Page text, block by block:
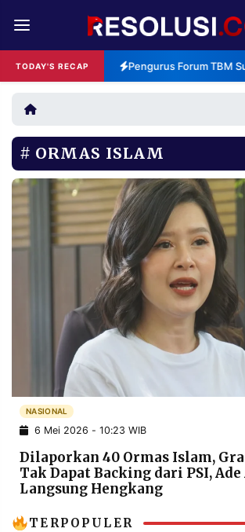
TODAY'S RECAP Pengurus Forum TBM
REDAKSI TENTANG
RESOLUSI IKLAN
RUBRIKASI
EDITORIAL AKSARA
FINANSIA PERSONA
DAERAH NASIONAL
SPORT
INFORMASI
PRIVACY
INFORMASI
IKLAN
KIRIM
PENGADUAN TERM
OF
SERVICE
IKUTI
ORMAS ISLAM
NASIONAL
6 Mei 2026 - 10:23 WIB
Dilaporkan 40 Ormas Islam,
Tak Dapat Backing dari PSI,
Langsung Hengkang
TERPOPULER